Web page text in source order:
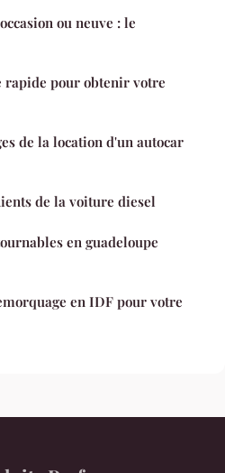
ou neuve : le
rapide pour obtenir votre
de la location d'un autocar
de la voiture diesel
en guadeloupe
en IDF pour votre